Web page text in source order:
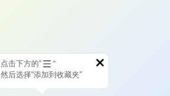
点击下方的“
”
然后选择“添加到收藏夹”